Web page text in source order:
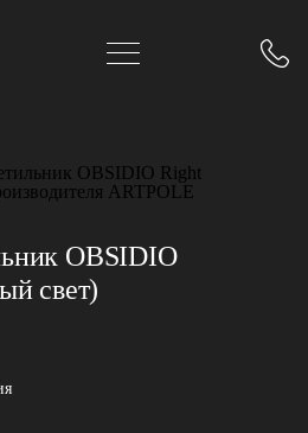
OBSIDIO
свет)